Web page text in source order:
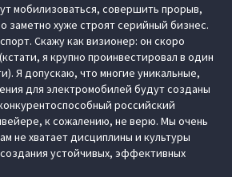
мобилизоваться, совершить прорыв,
заметно хуже строят серийный бизнес.
Скажу как визионер: он скоро
я крупно проинвестировал в один
Я допускаю, что многие уникальные,
для электромобилей будут созданы
российский
к сожалению, не верю. Мы очень
не хватает дисциплины и культуры
устойчивых, эффективных